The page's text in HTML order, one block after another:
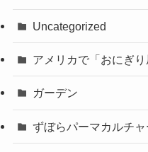
Uncategorized
アメリカで「おにぎ
ガーデン
ずぼらパーマカルチャ